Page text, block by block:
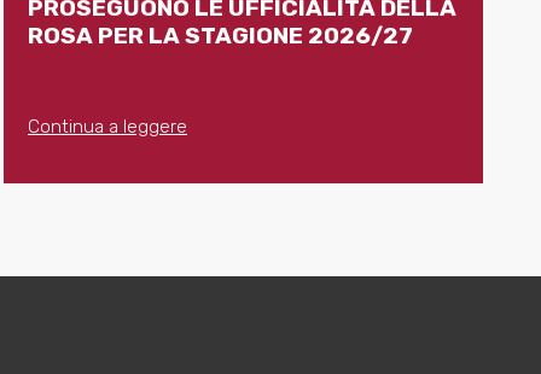
PROSEGUONO LE UFFICIALITÀ DELLA
ROSA PER LA STAGIONE 2026/27
Continua a leggere